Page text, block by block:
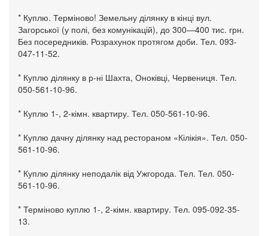
* Куплю. Терміново! Земельну ділянку в кінці вул.
Загорської (у полі, без комунікацій), до 300—400 тис. грн.
Без посередників. Розрахунок протягом доби. Тел. 093-
047-11-52.
* Куплю ділянку в р-ні Шахта, Оноківці, Червениця. Тел.
050-561-10-96.
* Куплю 1-, 2-кімн. квартиру. Тел. 050-561-10-96.
* Куплю дачну ділянку над рестораном «Кілікія». Тел. 050-
561-10-96.
* Куплю ділянку неподалік від Ужгорода. Тел. Тел. 050-
561-10-96.
* Терміново куплю 1-, 2-кімн. квартиру. Тел. 095-092-35-
13.